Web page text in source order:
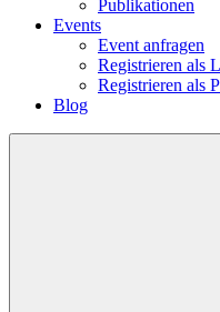
Publikationen
Events
Event anfragen
Registrieren als
Registrieren als
Blog